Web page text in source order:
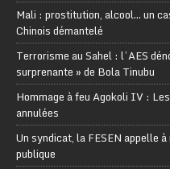
Mali : prostitution, alcool… un
Chinois démantelé
Terrorisme au Sahel : l’AES
surprenante » de Bola Tinubu
Hommage à feu Agokoli IV :
annulées
Un syndicat, la FESEN appelle
publique